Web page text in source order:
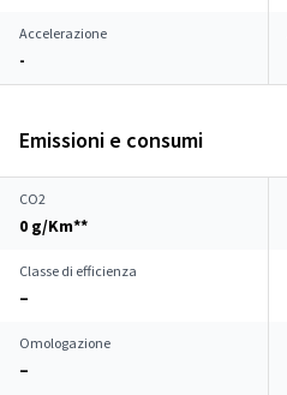
Accelerazione
-
Emissioni e consumi
CO2
0 g/Km**
Classe di efficienza
–
Omologazione
–